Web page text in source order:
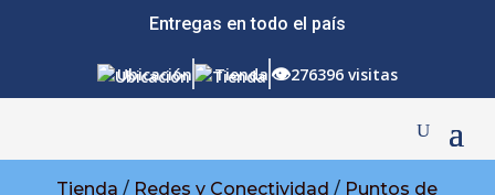
Entregas en todo el país
Ubicación Tienda 👁276396 visitas
Tienda / Redes y Conectividad / Puntos de